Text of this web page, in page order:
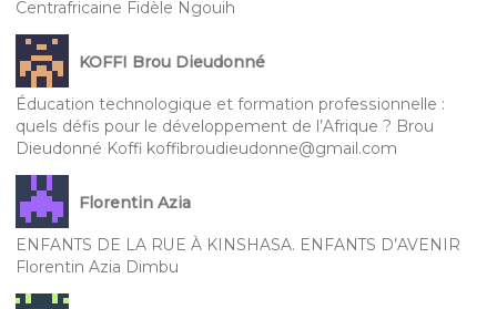
Centrafricaine Fidèle Ngouih
KOFFI Brou Dieudonné
Éducation technologique et formation professionnelle :
quels défis pour le développement de l’Afrique ? Brou
Dieudonné Koffi koffibroudieudonne@gmail.com
Florentin Azia
ENFANTS DE LA RUE À KINSHASA. ENFANTS D’AVENIR
Florentin Azia Dimbu